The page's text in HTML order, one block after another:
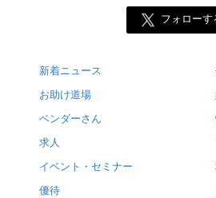
フォローす
新着ニュース
お助け道場
ベンダーさん
求人
イベント・セミナー
優待